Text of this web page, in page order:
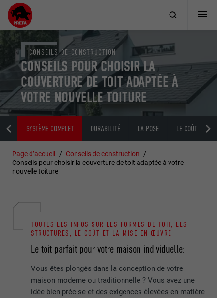
CONSEILS POUR CHOISIR LA
COUVERTURE DE TOIT ADAPTÉE À
VOTRE NOUVELLE TOITURE
CONSEILS DE CONSTRUCTION
SYSTÈME COMPLET DURABILITÉ LA POSE LE COÛT
Page d’accueil
Conseils de construction
Conseils pour choisir la couverture de toit adaptée à votre
nouvelle toiture
Le toit parfait pour votre maison individuelle:
TOUTES LES INFOS SUR LES FORMES DE TOIT, LES
STRUCTURES, LE COÛT ET LA MISE EN ŒUVRE
Vous êtes plongés dans la conception de votre
maison moderne ou traditionnelle ? Vous avez une
idée bien précise et des exigences élevées en matière